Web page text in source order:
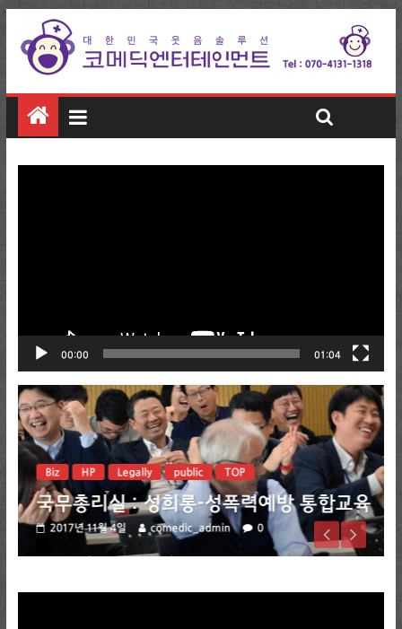
00:00 01:04
Biz HP Legally public TOP
국무총리실 : 성희롱-성폭력예방 통합교육
2017년 11월 4일 comedic_admin 0